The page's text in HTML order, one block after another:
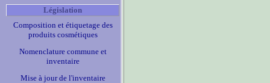
Législation
Composition et étiquetage des
produits cosmétiques
Nomenclature commune et
inventaire
Mise à jour de l'inventaire